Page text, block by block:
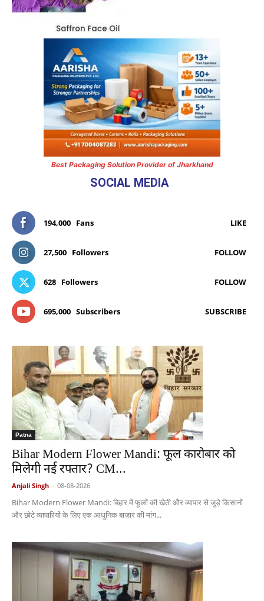
Best Packaging Solution Provider of Jharkhand
SOCIAL MEDIA
194,000 Fans LIKE
27,500 Followers FOLLOW
628 Followers FOLLOW
695,000 Subscribers SUBSCRIBE
Patna
Bihar Modern Flower Mandi: फूल कारोबार को
मिलेगी नई रफ्तार? CM...
Anjali Singh - 08-08-2026
Bihar Modern Flower Mandi: बिहार में फूलों की खेती और व्यापार से जुड़े किसानों
और छोटे व्यापारियों के लिए एक आधुनिक बाज़ार की मांग...